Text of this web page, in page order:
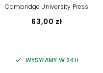
Cambridge University Press
63,00 zł
WYSYŁAMY W 24H